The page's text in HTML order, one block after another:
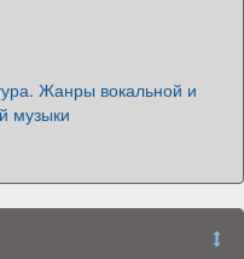
Жанры вокальной и
музыки